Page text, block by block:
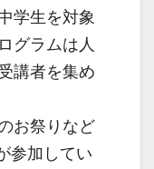
学生を対象
グラムは人
講者を集め
お祭りなど
参加してい